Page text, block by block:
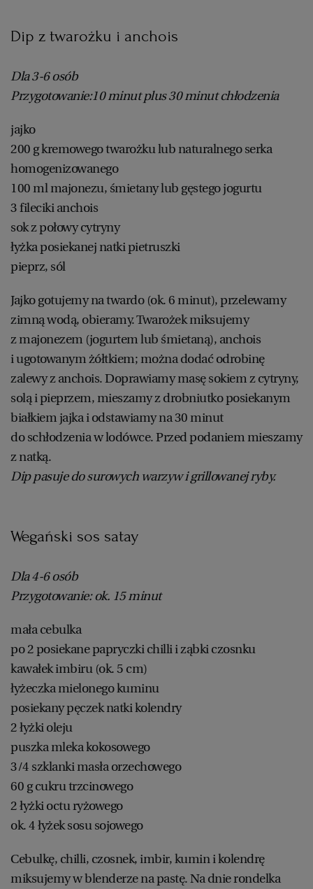
Dip z twarożku i anchois
Dla 3-6 osób
Przygotowanie:10 minut plus 30 minut chłodzenia
jajko
200 g kremowego twarożku lub naturalnego serka
homogenizowanego
100 ml majonezu, śmietany lub gęstego jogurtu
3 fileciki anchois
sok z połowy cytryny
łyżka posiekanej natki pietruszki
pieprz, sól
Jajko gotujemy na twardo (ok. 6 minut), przelewamy
zimną wodą, obieramy. Twarożek miksujemy
z majonezem (jogurtem lub śmietaną), anchois
i ugotowanym żółtkiem; można dodać odrobinę
zalewy z anchois. Doprawiamy masę sokiem z cytryny,
solą i pieprzem, mieszamy z drobniutko posiekanym
białkiem jajka i odstawiamy na 30 minut
do schłodzenia w lodówce. Przed podaniem mieszamy
z natką.
Dip pasuje do surowych warzyw i grillowanej ryby.
Wegański sos satay
Dla 4-6 osób
Przygotowanie: ok. 15 minut
mała cebulka
po 2 posiekane papryczki chilli i ząbki czosnku
kawałek imbiru (ok. 5 cm)
łyżeczka mielonego kuminu
posiekany pęczek natki kolendry
2 łyżki oleju
puszka mleka kokosowego
3/4 szklanki masła orzechowego
60 g cukru trzcinowego
2 łyżki octu ryżowego
ok. 4 łyżek sosu sojowego
Cebulkę, chilli, czosnek, imbir, kumin i kolendrę
miksujemy w blenderze na pastę. Na dnie rondelka